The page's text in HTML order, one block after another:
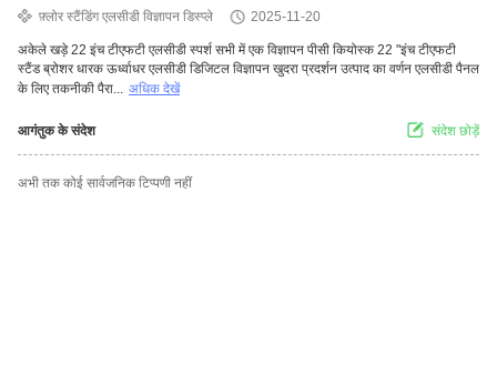
फ़्लोर स्टैंडिंग एलसीडी विज्ञापन डिस्प्ले
2025-11-20
अकेले खड़े 22 इंच टीएफटी एलसीडी स्पर्श सभी में एक विज्ञापन पीसी कियोस्क 22 "इंच टीएफटी
स्टैंड ब्रोशर धारक ऊर्ध्वाधर एलसीडी डिजिटल विज्ञापन खुदरा प्रदर्शन उत्पाद का वर्णन एलसीडी पैनल
के लिए तकनीकी पैरा... अधिक देखें
आगंतुक के संदेश संदेश छोड़ें
अभी तक कोई सार्वजनिक टिप्पणी नहीं